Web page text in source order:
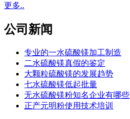
更多..
公司新闻
专业的一水硫酸镁加工制造
二水硫酸镁真假的鉴定
大颗粒硫酸镁的发展趋势
七水硫酸镁低起批量
无水硫酸镁粉知名企业有哪些
正产元明粉使用技术培训